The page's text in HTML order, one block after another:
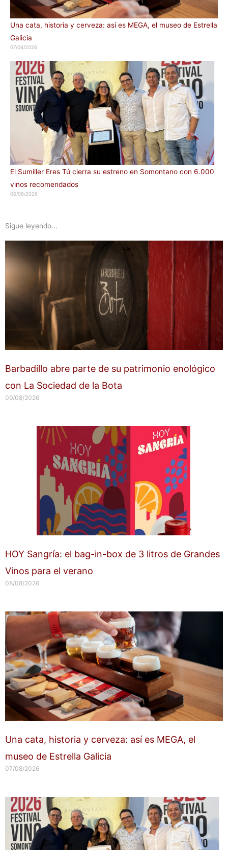
Una cata, historia y cerveza: así es MEGA, el museo de Estrella
Galicia
07/08/2026
El Sumiller Eres Tú cierra su estreno en Somontano con 6.000
vinos recomendados
06/08/2026
Sigue leyendo...
Barbadillo abre parte de su patrimonio enológico
con La Sociedad de la Bota
09/08/2026
HOY Sangría: el bag-in-box de 3 litros de Grandes
Vinos para el verano
08/08/2026
Una cata, historia y cerveza: así es MEGA, el
museo de Estrella Galicia
07/08/2026